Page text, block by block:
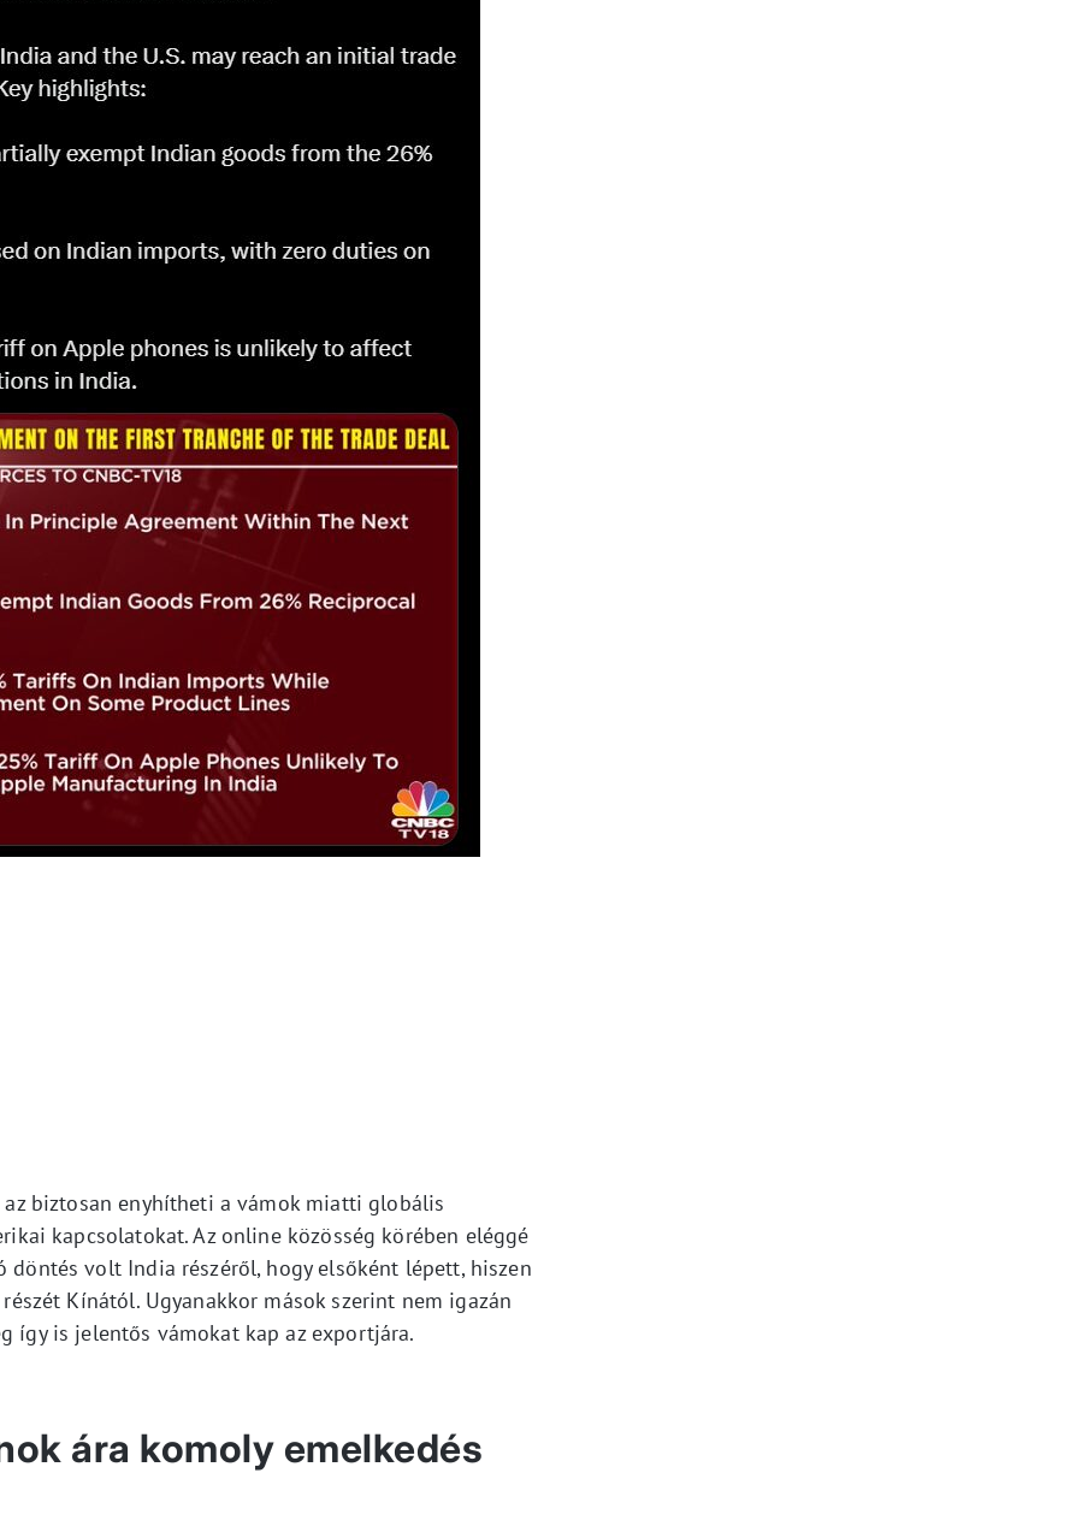
biztosan enyhítheti a vámok miatti globális
kapcsolatokat. Az online közösség körében eléggé
döntés volt India részéről, hogy elsőként lépett, hiszen
Kínától. Ugyanakkor mások szerint nem igazán
így is jelentős vámokat kap az exportjára.
ára komoly emelkedés